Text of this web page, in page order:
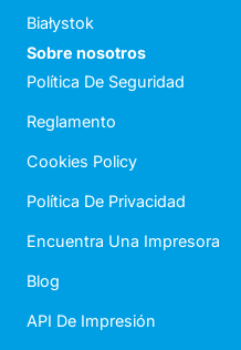
Białystok
Sobre nosotros
Política De Seguridad
Reglamento
Cookies Policy
Política De Privacidad
Encuentra Una Impresora
Blog
API De Impresión